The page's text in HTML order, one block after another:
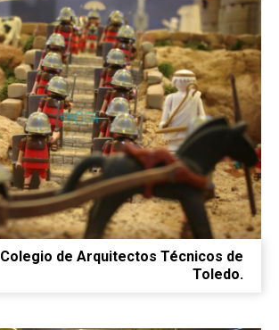
Colegio de Arquitectos Técnicos de
Toledo.